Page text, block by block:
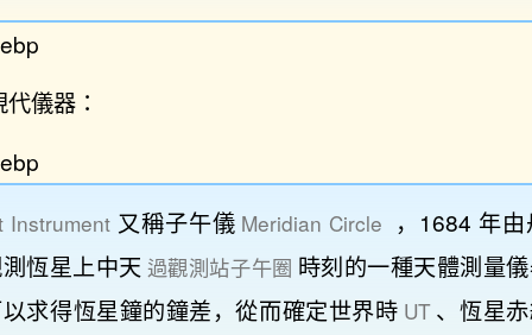
儀器：
Instrument 又稱子午儀 Meridian Circle ，1684 年
恆星上中天 過觀測站子午圈 時刻的一種天體測量
求得恆星鐘的鐘差，從而確定世界時 UT 、恆星